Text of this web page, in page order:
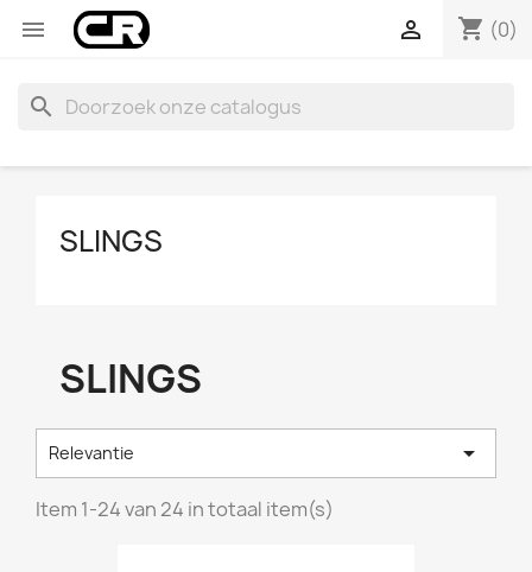
 shopping_cart (0)

search
SLINGS
SLINGS
Relevantie 
Item 1-24 van 24 in totaal item(s)